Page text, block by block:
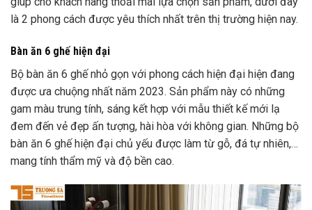
là 2 phong cách được yêu thích nhất trên thị trường hiện nay.
Bàn ăn 6 ghế hiện đại
Bộ bàn ăn 6 ghế nhỏ gọn với phong cách hiện đại hiện đang
được ưa chuộng nhất năm 2023. Sản phẩm này có những
gam màu trung tính, sáng kết hợp với mẫu thiết kế mới lạ
đem đến vẻ đẹp ấn tượng, hài hòa với không gian. Những bộ
bàn ăn 6 ghế hiện đại chủ yếu được làm từ gỗ, đá tự nhiên,…
mang tính thẩm mỹ và độ bền cao.